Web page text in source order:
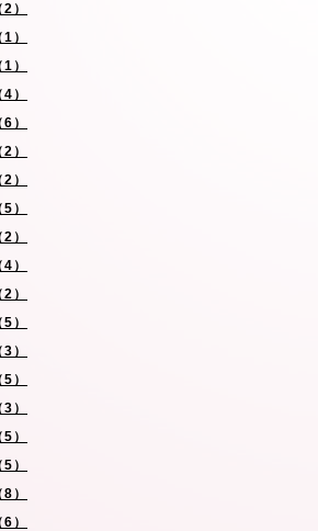
）
）
）
）
）
）
）
）
）
）
）
）
）
）
）
）
）
）
）